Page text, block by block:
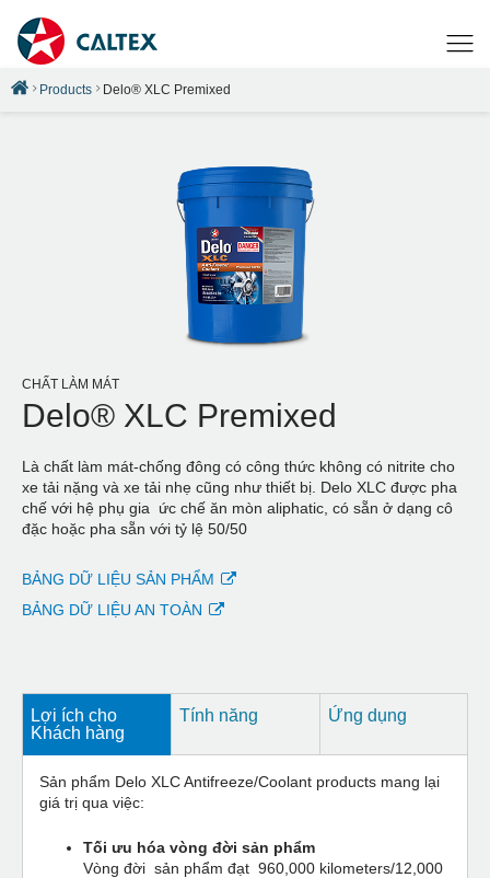
Products Delo® XLC Premixed
CHẤT LÀM MÁT
Delo® XLC Premixed
Là chất làm mát-chống đông có công thức không có nitrite cho
xe tải nặng và xe tải nhẹ cũng như thiết bị. Delo XLC được pha
chế với hệ phụ gia ức chế ăn mòn aliphatic, có sẵn ở dạng cô
đặc hoặc pha sẵn với tỷ lệ 50/50
BẢNG DỮ LIỆU SẢN PHẨM
BẢNG DỮ LIỆU AN TOÀN
Lợi ích cho
Khách hàng
Tính năng Ứng dụng
Sản phẩm Delo XLC Antifreeze/Coolant products mang lại
giá trị qua việc:
Tối ưu hóa vòng đời sản phẩm
Vòng đời sản phẩm đạt 960,000 kilometers/12,000